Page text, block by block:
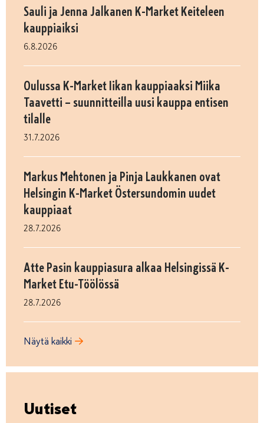
Sauli ja Jenna Jalkanen K-Market Keiteleen
kauppiaiksi
6.8.2026
Oulussa K-Market Iikan kauppiaaksi Miika
Taavetti – suunnitteilla uusi kauppa entisen
tilalle
31.7.2026
Markus Mehtonen ja Pinja Laukkanen ovat
Helsingin K-Market Östersundomin uudet
kauppiaat
28.7.2026
Atte Pasin kauppiasura alkaa Helsingissä K-
Market Etu-Töölössä
28.7.2026
Näytä kaikki
Uutiset